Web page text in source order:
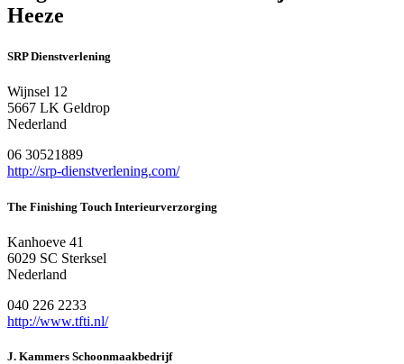
Heeze
SRP Dienstverlening
Wijnsel 12
5667 LK Geldrop
Nederland
06 30521889
http://srp-dienstverlening.com/
The Finishing Touch Interieurverzorging
Kanhoeve 41
6029 SC Sterksel
Nederland
040 226 2233
http://www.tfti.nl/
J. Kammers Schoonmaakbedrijf